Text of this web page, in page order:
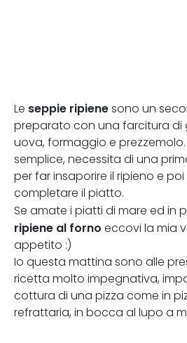
Le seppie ripiene sono un
preparato con una farcitura di
uova, formaggio e
semplice, necessita di una
per far insaporire il ripieno e
completare il piatto.
Se amate i piatti di mare ed in
ripiene al forno eccovi la mia
appetito :)
Io questa mattina sono alle
ricetta molto impegnativa,
cottura di una pizza come in
refrattaria, in bocca al lupo a